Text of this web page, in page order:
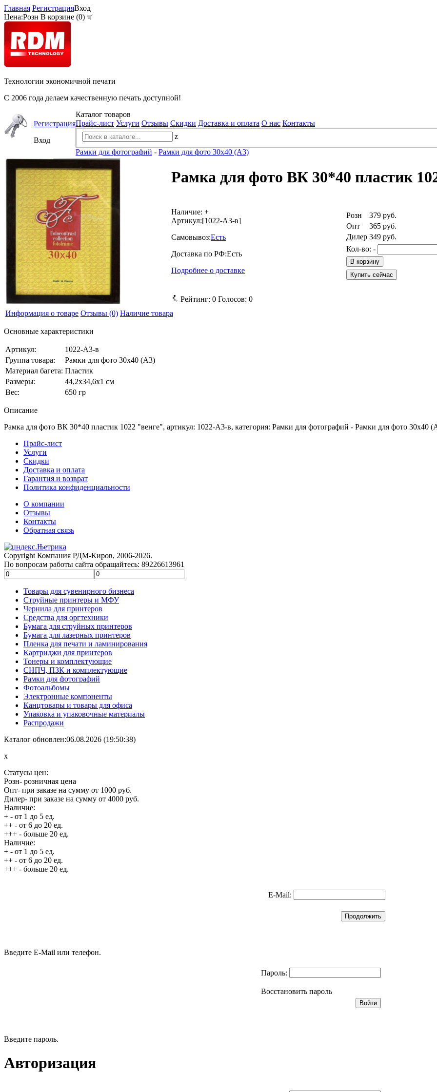
Главная РегистрацияВход
Цена:Розн В корзине (0)
Технологии экономичной печати
С 2006 года делаем качественную печать доступной!
Регистрация
Вход
Каталог товаров
Прайс-лист Услуги Отзывы Скидки Доставка и оплата О нас Контакты
z
Рамки для фотографий - Рамки для фото 30x40 (А3)
Рамка для фото ВК 30*40 пластик
Наличие: +
Артикул:[1022-А3-в]
Самовывоз:Есть
Доставка по РФ:Есть
Подробнее о доставке
Розн 379 руб.
Опт
365 руб.
Дилер 349 руб.
Кол-во: -
Рейтинг: 0 Голосов: 0
Информация о товаре Отзывы (0) Наличие товара
Основные характеристики
Артикул:
1022-А3-в
Группа товара:
Рамки для фото 30x40 (А3)
Материал багета: Пластик
Размеры:
44,2x34,6x1 см
Вес:
650 гр
Описание
Рамка для фото ВК 30*40 пластик 1022 "венге", артикул: 1022-А3-в, категория: Рамки для фотографий - Рамки для фото 30x40
Прайс-лист
Услуги
Скидки
Доставка и оплата
Гарантия и возврат
Политика конфиденциальности
О компании
Отзывы
Контакты
Обратная связь
Copyright Компания РДМ-Киров, 2006-2026.
По вопросам работы сайта обращайтесь: 89226613961
Товары для сувенирного бизнеса
Струйные принтеры и МФУ
Чернила для принтеров
Средства для оргтехники
Бумага для струйных принтеров
Бумага для лазерных принтеров
Пленка для печати и ламинирования
Картриджи для принтеров
Тонеры и комплектующие
СНПЧ, ПЗК и комплектующие
Рамки для фотографий
Фотоальбомы
Электронные компоненты
Канцтовары и товары для офиса
Упаковка и упаковочные материалы
Распродажи
Каталог обновлен:06.08.2026 (19:50:38)
x
Статусы цен:
Розн- розничная цена
Опт- при заказе на сумму от 1000 руб.
Дилер- при заказе на сумму от 4000 руб.
Наличие:
+ - от 1 до 5 ед.
++ - от 6 до 20 ед.
+++ - больше 20 ед.
Наличие:
+ - от 1 до 5 ед.
++ - от 6 до 20 ед.
+++ - больше 20 ед.
E-Mail:
Введите E-Mail или телефон.
Пароль:
Восстановить пароль
Введите пароль.
Авторизация